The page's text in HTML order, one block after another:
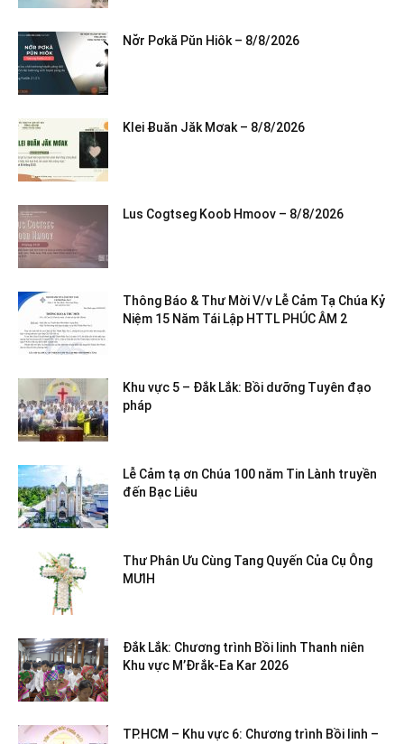
Nơ̆r Pơkă Pŭn Hiôk – 8/8/2026
Klei Ƀuăn Jăk Mơak – 8/8/2026
Lus Cogtseg Koob Hmoov – 8/8/2026
Thông Báo & Thư Mời V/v Lễ Cảm Tạ Chúa Kỷ
Niệm 15 Năm Tái Lập HTTL PHÚC ÂM 2
Khu vực 5 – Đắk Lắk: Bồi dưỡng Tuyên đạo
pháp
Lễ Cảm tạ ơn Chúa 100 năm Tin Lành truyền
đến Bạc Liêu
Thư Phân Ưu Cùng Tang Quyến Của Cụ Ông
MƯIH
Đắk Lắk: Chương trình Bồi linh Thanh niên
Khu vực M’Đrắk-Ea Kar 2026
TP.HCM – Khu vực 6: Chương trình Bồi linh –